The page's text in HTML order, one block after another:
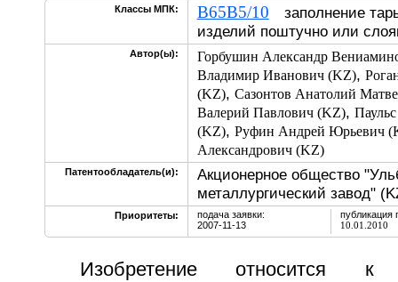
Классы МПК: B65B5/10 заполнение
изделий поштучно или
Автор(ы):
Горбушин Александр
Владимир Иванович (KZ),
(KZ), Сазонтов Анатолий
Валерий Павлович (KZ),
(KZ), Руфин Андрей Юрьевич
Александрович (KZ)
Патентообладатель(и):
Акционерное общество
металлургический завод"
Приоритеты:
подача заявки:
2007-11-13
публикация
10.01.2010
Изобретение относится к